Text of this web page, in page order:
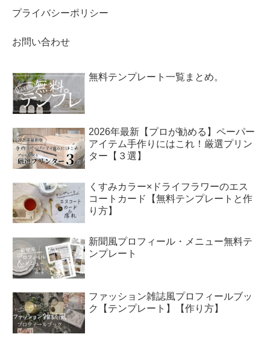
プライバシーポリシー
お問い合わせ
無料テンプレート一覧まとめ。
2026年最新【プロが勧める】ペーパー
アイテム手作りにはこれ！厳選プリン
ター【３選】
くすみカラー×ドライフラワーのエス
コートカード【無料テンプレートと作
り方】
新聞風プロフィール・メニュー無料テ
ンプレート
ファッション雑誌風プロフィールブッ
ク【テンプレート】【作り方】